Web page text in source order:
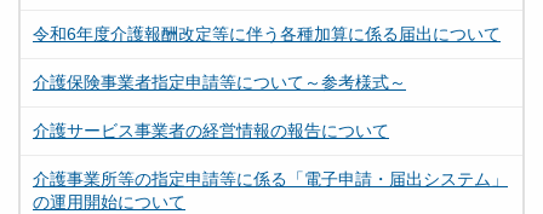
令和6年度介護報酬改定等に伴う各種加算に係る届出について
介護保険事業者指定申請等について～参考様式～
介護サービス事業者の経営情報の報告について
介護事業所等の指定申請等に係る「電子申請・届出システム」
の運用開始について